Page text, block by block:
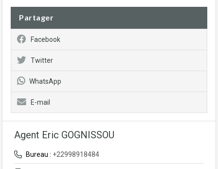
Partager
Facebook
Twitter
WhatsApp
E-mail
Agent Eric GOGNISSOU
Bureau : +22998918484